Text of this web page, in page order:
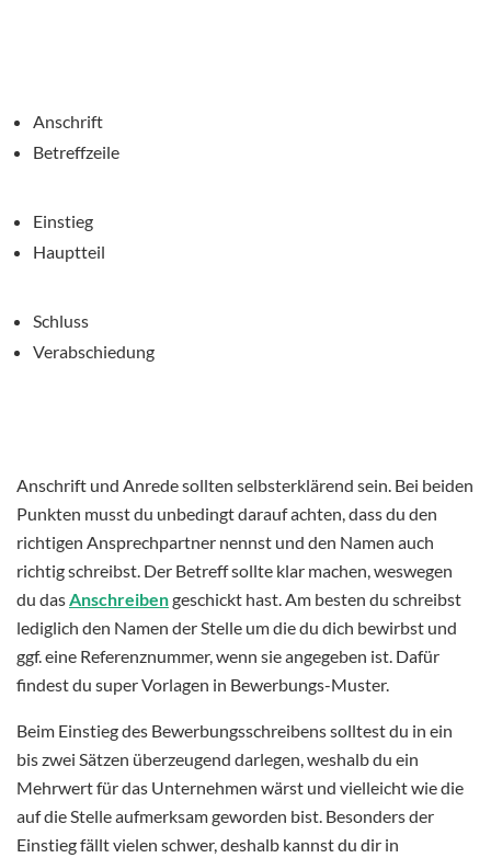
Anschrift
Betreffzeile
Einstieg
Hauptteil
Schluss
Verabschiedung
Anschrift und Anrede sollten selbsterklärend sein. Bei beiden
Punkten musst du unbedingt darauf achten, dass du den
richtigen Ansprechpartner nennst und den Namen auch
richtig schreibst. Der Betreff sollte klar machen, weswegen
du dasAnschreibengeschickt hast. Am besten du schreibst
lediglich den Namen der Stelle um die du dich bewirbst und
ggf. eine Referenznummer, wenn sie angegeben ist. Dafür
findest du super Vorlagen in Bewerbungs-Muster.
Beim Einstieg des Bewerbungsschreibens solltest du in ein
bis zwei Sätzen überzeugend darlegen, weshalb du ein
Mehrwert für das Unternehmen wärst und vielleicht wie die
auf die Stelle aufmerksam geworden bist. Besonders der
Einstieg fällt vielen schwer, deshalb kannst du dir in